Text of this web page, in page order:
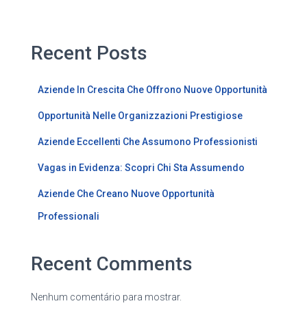
Recent Posts
Aziende In Crescita Che Offrono Nuove Opportunità
Opportunità Nelle Organizzazioni Prestigiose
Aziende Eccellenti Che Assumono Professionisti
Vagas in Evidenza: Scopri Chi Sta Assumendo
Aziende Che Creano Nuove Opportunità
Professionali
Recent Comments
Nenhum comentário para mostrar.